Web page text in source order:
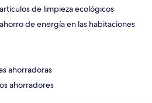
de limpieza ecológicos
de energía en las habitaciones
ahorradoras
ahorradores